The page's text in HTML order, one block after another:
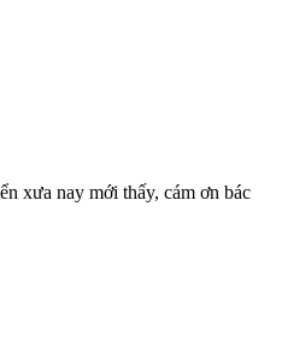
xưa nay mới thấy, cám ơn bác